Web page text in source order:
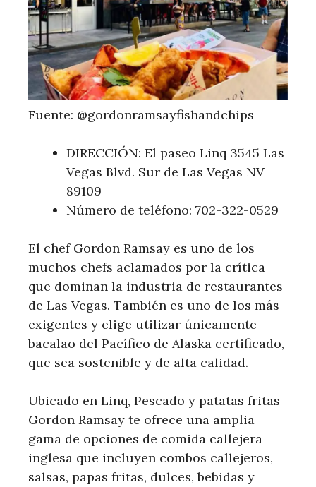
Fuente: @gordonramsayfishandchips
DIRECCIÓN: El paseo Linq 3545 Las
Vegas Blvd. Sur de Las Vegas NV
89109
Número de teléfono: 702-322-0529
El chef Gordon Ramsay es uno de los
muchos chefs aclamados por la crítica
que dominan la industria de restaurantes
de Las Vegas. También es uno de los más
exigentes y elige utilizar únicamente
bacalao del Pacífico de Alaska certificado,
que sea sostenible y de alta calidad.
Ubicado en Linq, Pescado y patatas fritas
Gordon Ramsay te ofrece una amplia
gama de opciones de comida callejera
inglesa que incluyen combos callejeros,
salsas, papas fritas, dulces, bebidas y